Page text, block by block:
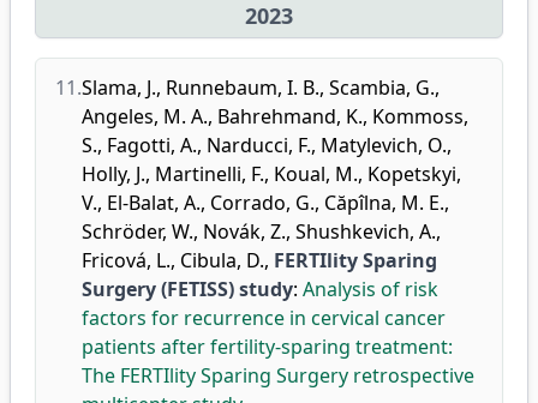
2023
11.Slama, J., Runnebaum, I. B., Scambia, G.,
Angeles, M. A., Bahrehmand, K., Kommoss,
S., Fagotti, A., Narducci, F., Matylevich, O.,
Holly, J., Martinelli, F., Koual, M., Kopetskyi,
V., El-Balat, A., Corrado, G., Căpîlna, M. E.,
Schröder, W., Novák, Z., Shushkevich, A.,
Fricová, L., Cibula, D., FERTIlity Sparing
Surgery (FETISS) study: Analysis of risk
factors for recurrence in cervical cancer
patients after fertility-sparing treatment:
The FERTIlity Sparing Surgery retrospective